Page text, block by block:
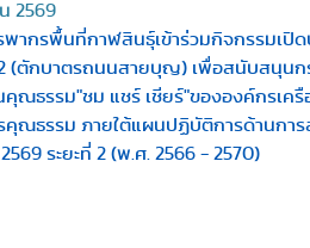
2569
พากรพื้นที่กาฬสินธุ์เข้าร่วมกิจกรรมเปิ
(ตักบาตรถนนสายบุญ) เพื่อสนับสนุนก
ณธรรม"ชม แชร์ เชียร์"ขององค์กรเครื
คุณธรรม ภายใต้แผนปฏิบัติการด้านกา
ระยะที่ 2 (พ.ศ. 2566 - 2570)